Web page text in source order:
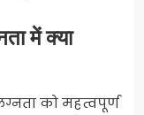
में क्या
को महत्वपूर्ण